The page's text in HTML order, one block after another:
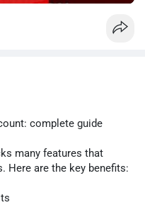
complete guide
many features that
Here are the key benefits: